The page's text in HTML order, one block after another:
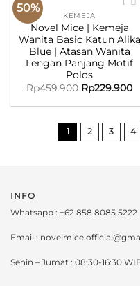
50%
ADD TO
WISHLIST
KEMEJA
Novel Mice | Kemeja
Wanita Basic Katun Alika
Blue | Atasan Wanita
Lengan Panjang Motif
Polos
Rp459.900 Rp229.900
1 2 3 4
INFO
Whatsapp : +62 858 8085 5222
Email :
Senin – Jumat : 08:30-16:30